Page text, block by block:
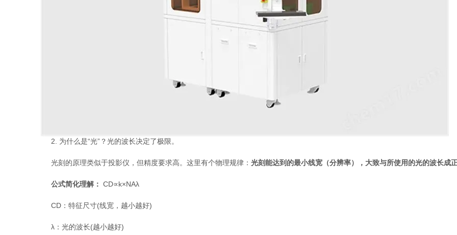
2. 为什么是“光”？光的波长决定了极限。
光刻的原理类似于投影仪，但精度要求高。这里有个物理规律： 光刻能达到的最小线宽（分辨率），大致与所使用的光的波长成
公式简化理解： ​ CD∝k×NAλ​
CD：特征尺寸(线宽，越小越好)
λ：光的波长(越小越好)